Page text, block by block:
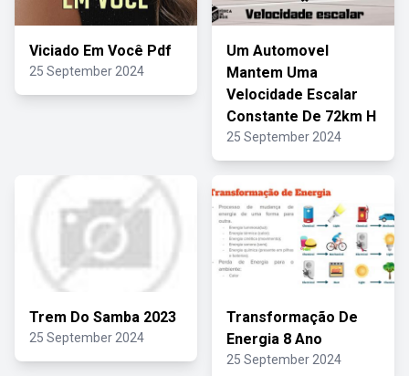
Viciado Em Você Pdf
25 September 2024
Um Automovel
Mantem Uma
Velocidade Escalar
Constante De 72km H
25 September 2024
Trem Do Samba 2023
25 September 2024
Transformação De
Energia 8 Ano
25 September 2024